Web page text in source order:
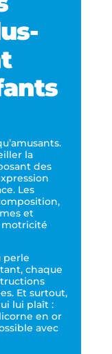
la
des
Les
et
motricité
perle
chaque
Et surtout,
lui plaît :
en or
avec